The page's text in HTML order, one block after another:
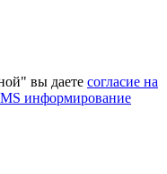
вы даете согласие на
информирование